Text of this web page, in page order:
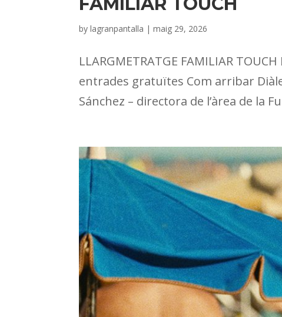
bylagranpantalla |maig 29, 2026
LLARGMETRATGE FAMILIAR
entrades gratuïtes Com arribar
Sánchez – directora de l’àrea de la